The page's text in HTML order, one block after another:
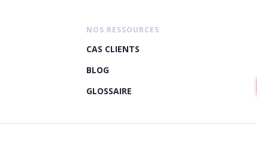
NOS RESSOURCES
CAS CLIENTS
BLOG
GLOSSAIRE